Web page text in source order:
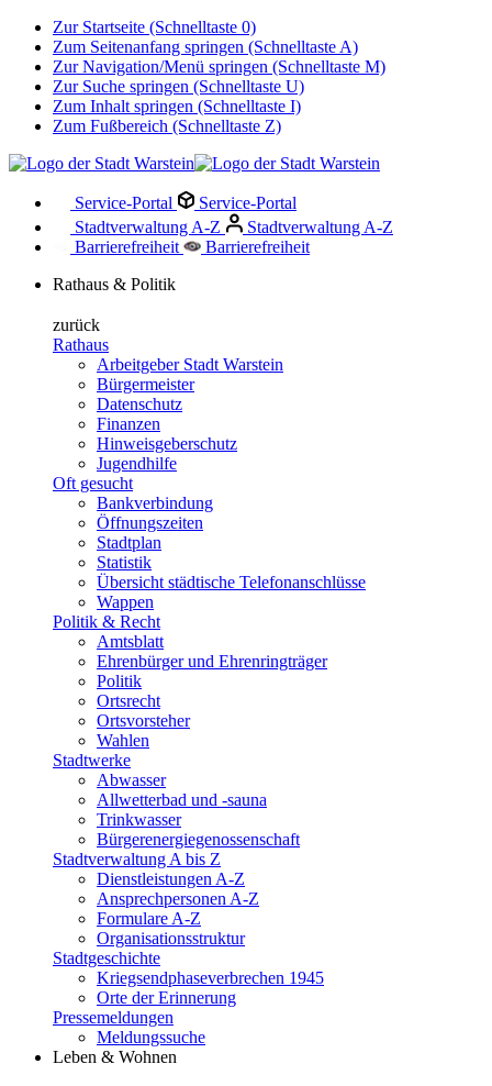
Zur Startseite (Schnelltaste 0)
Zum Seitenanfang springen (Schnelltaste A)
Zur Navigation/Menü springen (Schnelltaste M)
Zur Suche springen (Schnelltaste U)
Zum Inhalt springen (Schnelltaste I)
Zum Fußbereich (Schnelltaste Z)
Service-Portal
Service-Portal
Stadtverwaltung A-Z
Stadtverwaltung A-Z
Barrierefreiheit
Barrierefreiheit
Rathaus & Politik
zurück
Rathaus
Arbeitgeber Stadt Warstein
Bürgermeister
Datenschutz
Finanzen
Hinweisgeberschutz
Jugendhilfe
Oft gesucht
Bankverbindung
Öffnungszeiten
Stadtplan
Statistik
Übersicht städtische Telefonanschlüsse
Wappen
Politik & Recht
Amtsblatt
Ehrenbürger und Ehrenringträger
Politik
Ortsrecht
Ortsvorsteher
Wahlen
Stadtwerke
Abwasser
Allwetterbad und -sauna
Trinkwasser
Bürgerenergiegenossenschaft
Stadtverwaltung A bis Z
Dienstleistungen A-Z
Ansprechpersonen A-Z
Formulare A-Z
Organisationsstruktur
Stadtgeschichte
Kriegsendphaseverbrechen 1945
Orte der Erinnerung
Pressemeldungen
Meldungssuche
Leben & Wohnen